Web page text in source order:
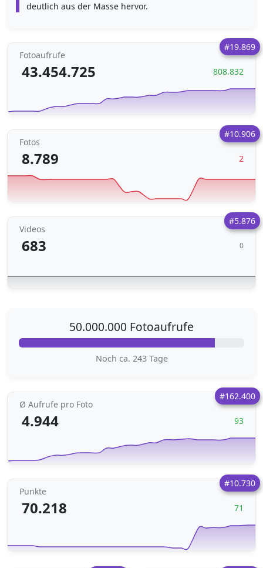
deutlich aus der Masse hervor.
#19.869
Fotoaufrufe
43.454.725 808.832
#10.906
Fotos
8.789 2
#5.876
Videos
683 0
50.000.000 Fotoaufrufe
Noch ca. 243 Tage
#162.400
Ø Aufrufe pro Foto
4.944 93
#10.730
Punkte
70.218 71